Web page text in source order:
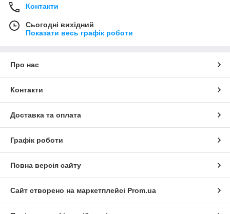
Контакти
Сьогодні вихідний
Показати весь графік роботи
Про нас
Контакти
Доставка та оплата
Графік роботи
Повна версія сайту
Сайт створено на маркетплейсі Prom.ua